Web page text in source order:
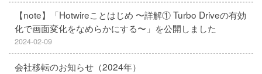
【note】「Hotwireことはじめ 〜詳解① Turbo Driveの有効
化で画面変化をなめらかにする〜」を公開しました
2024-02-09
会社移転のお知らせ（2024年）